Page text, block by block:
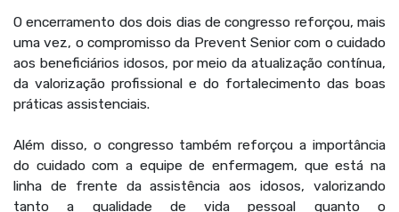
O encerramento dos dois dias de congresso reforçou, mais
uma vez, o compromisso da Prevent Senior com o cuidado
aos beneficiários idosos, por meio da atualização contínua,
da valorização profissional e do fortalecimento das boas
práticas assistenciais.
Além disso, o congresso também reforçou a importância
do cuidado com a equipe de enfermagem, que está na
linha de frente da assistência aos idosos, valorizando
tanto a qualidade de vida pessoal quanto o